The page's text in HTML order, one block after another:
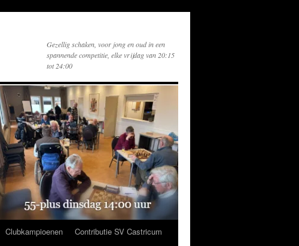
Gezellig schaken, voor jong en oud in een
spannende competitie, elke vrijdag van 20:15
tot 24:00
Clubkampioenen
Contributie SV Castricum